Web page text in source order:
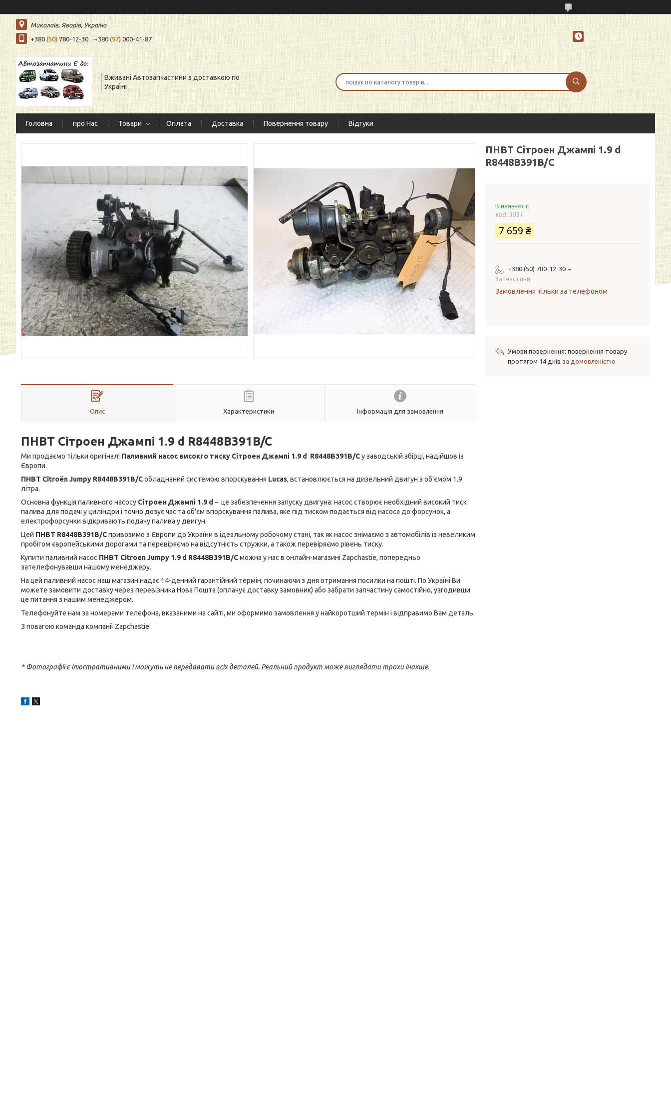
Миколаїв, Яворів, Україна
+380 (50)780-12-30 +380(97)000-41-87
Вживані Автозапчастини з доставкою по
Україні
Головна про Нас Товари Оплата Доставка Повернення товару Відгуки
Опис Характеристики Інформація для замовлення
ПНВТ Сітроен Джампі 1.9 d R8448B391B/C
Ми продаємо тільки оригінал! Паливний насос високго тиску Сітроен Джампі 1.9 d R8448B391B/Cу заводській збірці, надійшов із
Європи.
ПНВТ Citroën Jumpy R8448B391B/Cобладнаний системою впорскування Lucas, встановлюється на дизельний двигун з об'ємом 1.9
літра.
Основна функція паливного насосу Сітроен Джампі 1.9 d – це забезпечення запуску двигуна: насос створює необхідний високий тиск
палива для подачі у циліндри і точно дозує час та об'єм впорскування палива, яке під тиском подається від насоса до форсунок, а
електрофорсунки відкривають подачу палива у двигун.
Цей ПНВТ R8448B391B/Cпривозимо з Європи до України в ідеальному робочому стані, так як насос знімаємо з автомобілів із невеликим
пробігом європейськими дорогами та перевіряємо на відсутність стружки, а також перевіряємо рівень тиску.
Купити паливний насос ПНВТ Citroen Jumpy 1.9 d R8448B391B/Cможна у нас в онлайн-магазині Zapchastie, попередньо
зателефонувавши нашому менеджеру.
На цей паливний насос наш магазин надає 14-денний гарантійний термін, починаючи з дня отримання посилки на пошті. По Україні Ви
можете замовити доставку через перевізника Нова Пошта (оплачує доставку замовник) або забрати запчастину самостійно, узгодивши
це питання з нашим менеджером.
Телефонуйте нам за номерами телефона, вказаними на сайті, ми оформимо замовлення у найкоротший термін і відправимо Вам деталь.
З повагою команда компанії Zapchastie.
* Фотографії є ілюстративними і можуть не передавати всіх деталей. Реальний продукт може виглядати трохи інакше.
ПНВТ Сітроен Джампі 1.9 d
R8448B391B/C
В наявності
Код: 3031
7 659 ₴
+380 (50) 780-12-30
Запчастини
Замовлення тільки за телефоном
повернення товару
протягом 14 днів за домовленістю